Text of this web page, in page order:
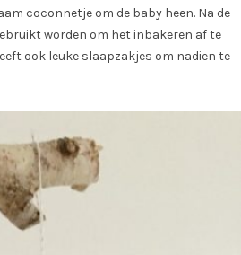
coconnetje om de baby heen. Na de
worden om het inbakeren af te
ook leuke slaapzakjes om nadien te